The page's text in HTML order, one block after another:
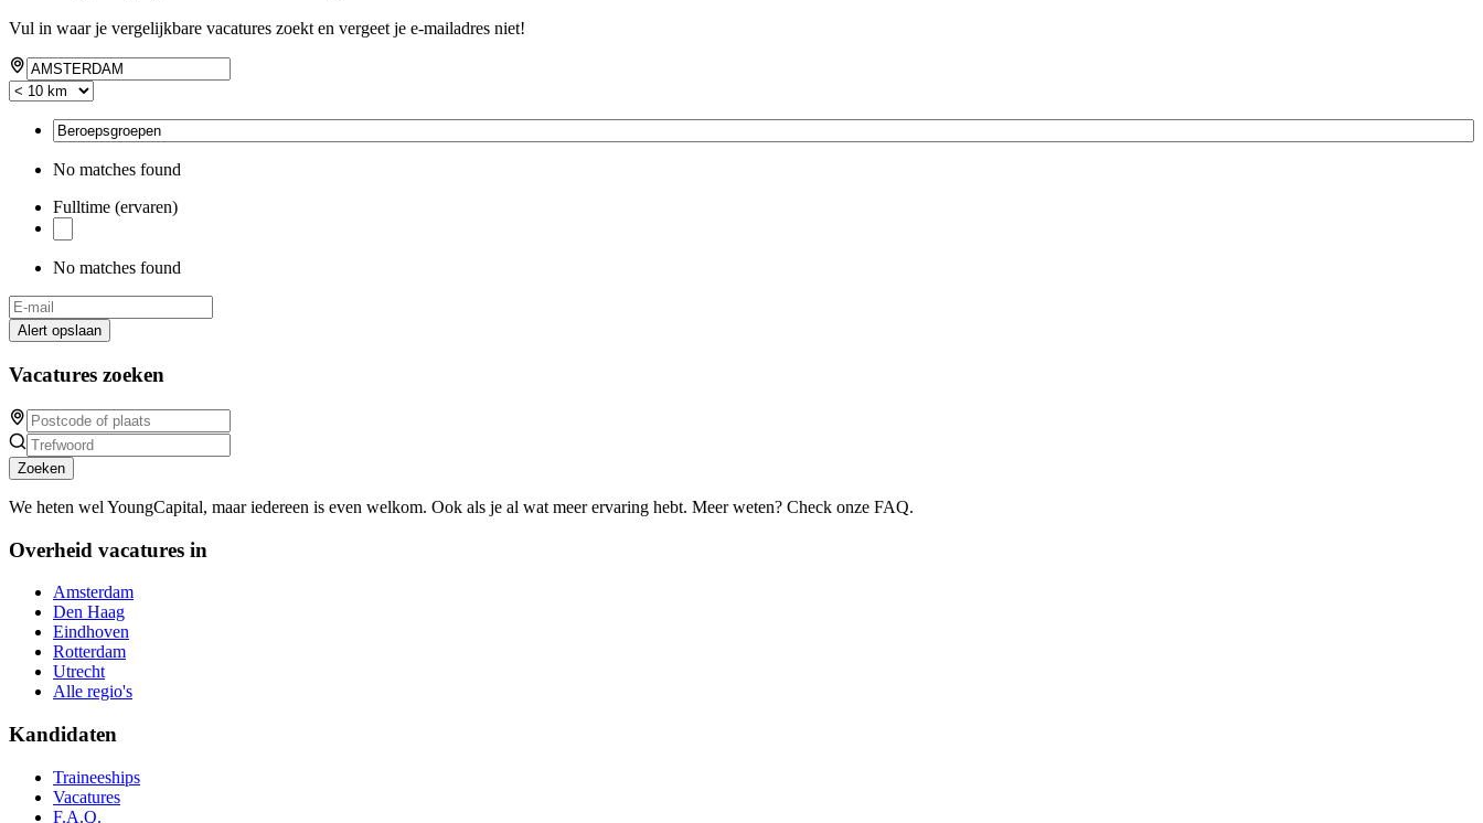
Vul in waar je vergelijkbare vacatures zoekt en vergeet je e-mailadres niet!
No matches found
Fulltime (ervaren)
No matches found
Alert opslaan
Vacatures zoeken
Zoeken
We heten wel YoungCapital, maar iedereen is even welkom. Ook als je al wat meer ervaring hebt. Meer weten? Check onze FAQ.
Overheid vacatures in
Amsterdam
Den Haag
Eindhoven
Rotterdam
Utrecht
Alle regio's
Kandidaten
Traineeships
Vacatures
F.A.Q.